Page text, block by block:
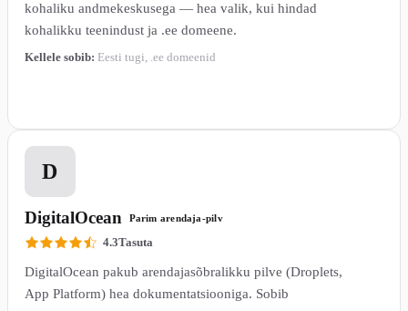
kohaliku andmekeskusega — hea valik, kui hindad
kohalikku teenindust ja .ee domeene.
Kellele sobib: Eesti tugi, .ee domeenid
D
DigitalOcean Parim arendaja-pilv
4.3Tasuta
DigitalOcean pakub arendajasõbralikku pilve (Droplets,
App Platform) hea dokumentatsiooniga. Sobib